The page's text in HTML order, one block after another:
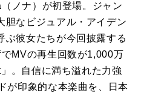
ノナ）が初登場。ジャン
胆なビジュアル・アイデン
ぶ彼女たちが今回披露する
MVの再生回数が1,000万
。自信に満ち溢れた力強
が印象的な本楽曲を、日本